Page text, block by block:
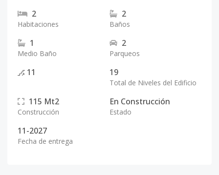
2
Habitaciones
2
Baños
1
Medio Baño
2
Parqueos
11 19
Total de Niveles del Edificio
115 Mt2
Construcción
En Construcción
Estado
11-2027
Fecha de entrega